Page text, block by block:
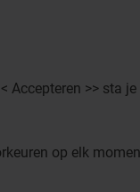
Accepteren >> sta
op elk